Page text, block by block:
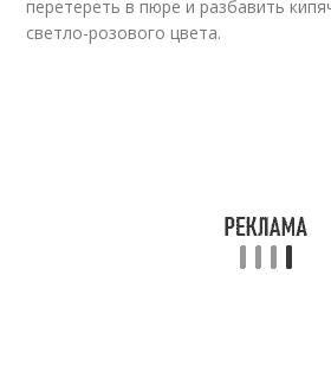
перетереть в пюре и разбавить
светло-розового цвета.